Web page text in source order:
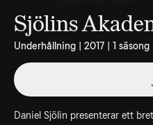
Sjölins
Underhållning | 2017 | 1 säsong
Daniel Sjölin presenterar ett